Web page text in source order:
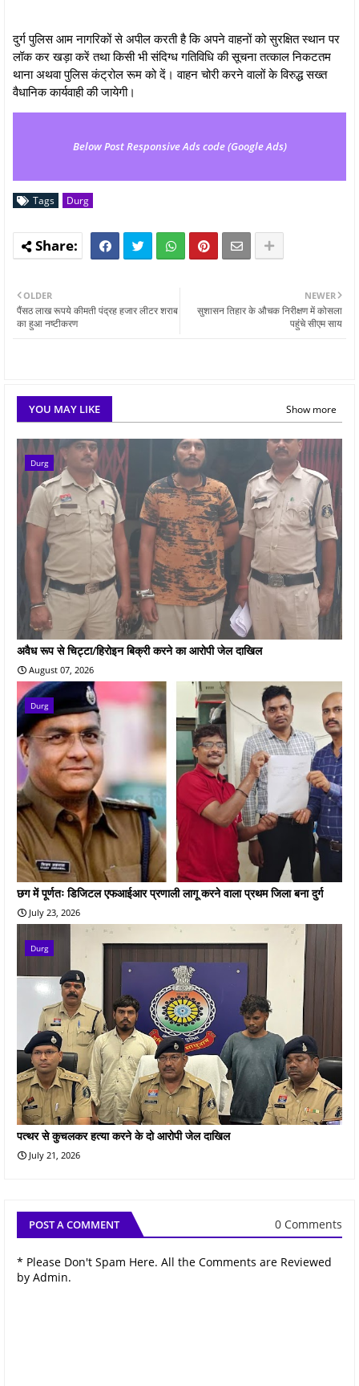
दुर्ग पुलिस आम नागरिकों से अपील करती है कि अपने वाहनों को सुरक्षित स्थान पर
लॉक कर खड़ा करें तथा किसी भी संदिग्ध गतिविधि की सूचना तत्काल निकटतम
थाना अथवा पुलिस कंट्रोल रूम को दें। वाहन चोरी करने वालों के विरुद्ध सख्त
वैधानिक कार्यवाही की जायेगी।
Below Post Responsive Ads code (Google Ads)
Tags Durg
NEWER
सुशासन तिहार के औचक निरीक्षण में कोसला
पहुंचे सीएम साय
OLDER
पैंसठ लाख रूपये कीमती पंद्रह हजार लीटर शराब
का हुआ नष्टीकरण
YOU MAY LIKE Show more
Durg
अवैध रूप से चिट्टा/हिरोइन बिक्री करने का आरोपी जेल दाखिल
August 07, 2026
Durg
छग में पूर्णतः डिजिटल एफआईआर प्रणाली लागू करने वाला प्रथम जिला बना दुर्ग
July 23, 2026
Durg
पत्थर से कुचलकर हत्या करने के दो आरोपी जेल दाखिल
July 21, 2026
POST A COMMENT 0 Comments
* Please Don't Spam Here. All the Comments are Reviewed
by Admin.